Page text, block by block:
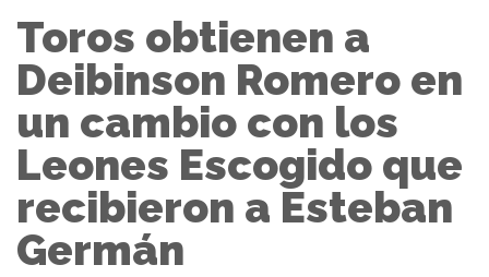
Toros obtienen a
Deibinson Romero en
un cambio con los
Leones Escogido que
recibieron a Esteban
Germán